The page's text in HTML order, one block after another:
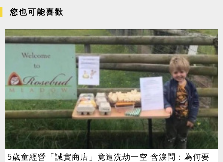
您也可能喜歡
5歲童經營「誠實商店」竟遭洗劫一空 含淚問：為何要